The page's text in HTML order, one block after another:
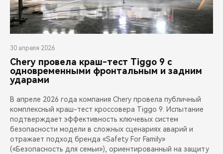
30 апреля 2026
Chery провела краш-тест Tiggo 9 с
одновременными фронтальным и задним
ударами
В апреле 2026 года компания Chery провела публичный
комплексный краш-тест кроссовера Tiggo 9. Испытание
подтверждает эффективность ключевых систем
безопасности модели в сложных сценариях аварий и
отражает подход бренда «Safety For Family»
(«Безопасность для семьи»), ориентированный на защиту